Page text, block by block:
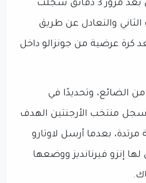
الدقيقة 80، لكن بعد مرور 3 دقائق سجلت
الثاني والتعادل عن طريق
كرة عرضية من جونزالو داخل
الضائع، وتحديدًا في
سجل منتخب الأرجنتين الهدف
بعدما أرسل لاوتارو
إنزو فيرنانديز ووضعها